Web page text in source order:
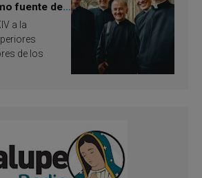
fuente de
a la
de los